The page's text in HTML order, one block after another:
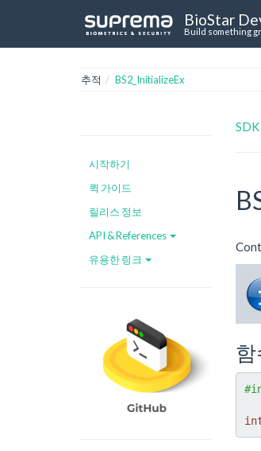
BioStar
Build something
추적 BS2_InitializeEx
시작하기
퀵 가이드
릴리스 정보
API & References
유용한 링크
함